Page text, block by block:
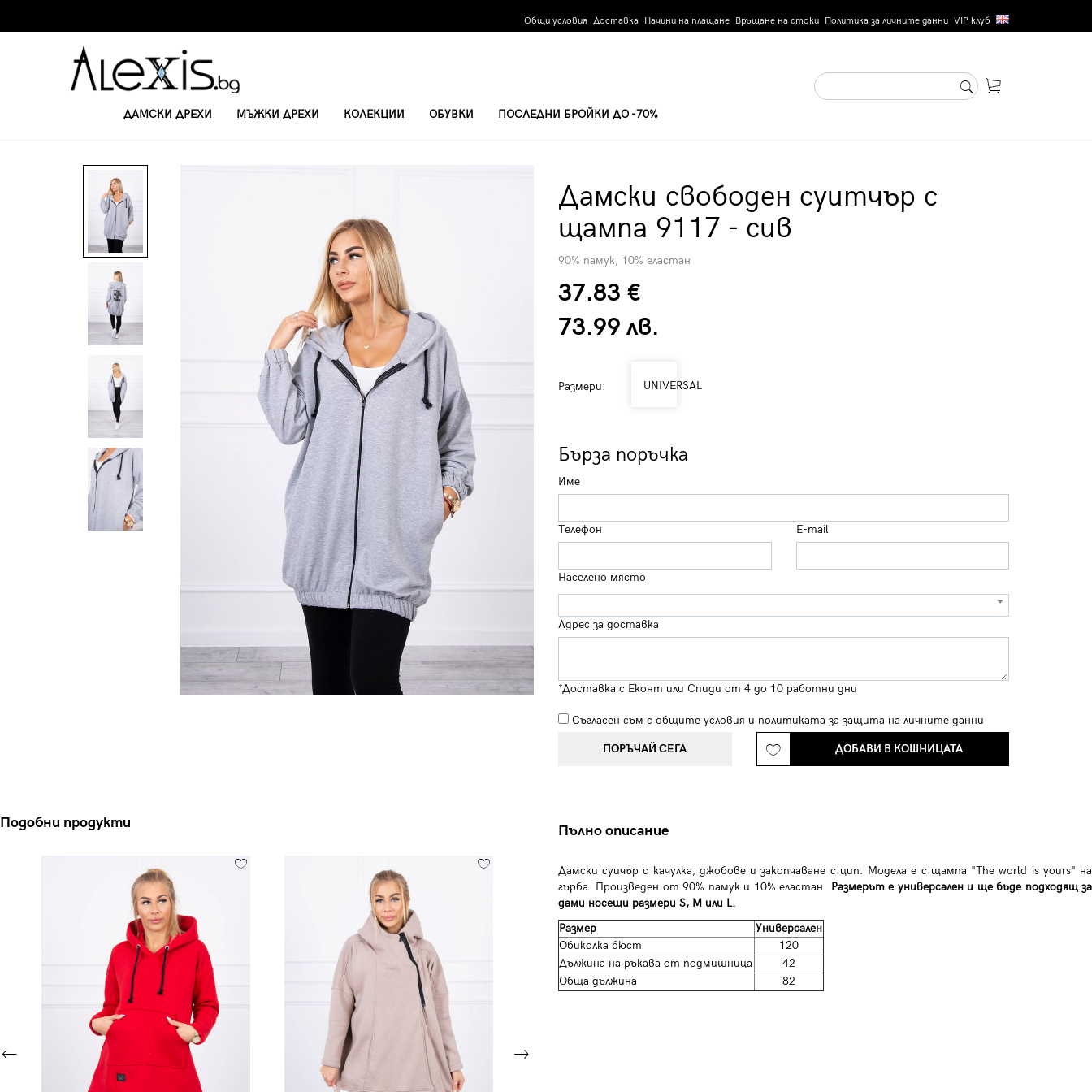
Общи условия Доставка Начини на плащане Връщане на стоки Политика за личните данни VIP клуб
ДАМСКИ ДРЕХИ МЪЖКИ ДРЕХИ КОЛЕКЦИИ ОБУВКИ ПОСЛЕДНИ БРОЙКИ ДО -70%
Дамски свободен суитчър с
щампа 9117 - сив
90% памук, 10% еластан
37.83 €
73.99 лв.
Размери: UNIVERSAL
Бърза поръчка
Име
Телефон E-mail
Населено място
Адрес за доставка
*Доставка с Еконт или Спиди от 4 до 10 работни дни
Съгласен съм с общите условия и политиката за защита на личните данни
ПОРЪЧАЙ СЕГА ДОБАВИ В КОШНИЦАТА
Подобни продукти Пълно описание
Дамски суичър с качулка, джобове и закопчаване с цип. Модела е с щампа "The world is yours" на
гърба. Произведен от 90% памук и 10% еластан. Размерът е универсален и ще бъде подходящ за
дами носещи размери S, M или L.
Размер
Универсален
Обиколка бюст
120
Дължина на ръкава от подмишница
42
Обща дължина
82